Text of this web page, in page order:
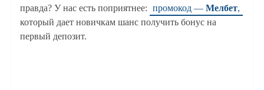
правда? У нас есть поприятнее: промокод — Мелбет,
который дает новичкам шанс получить бонус на
первый депозит.